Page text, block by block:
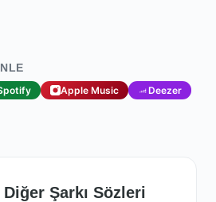
Apple Music Deezer
Şarkı Sözleri